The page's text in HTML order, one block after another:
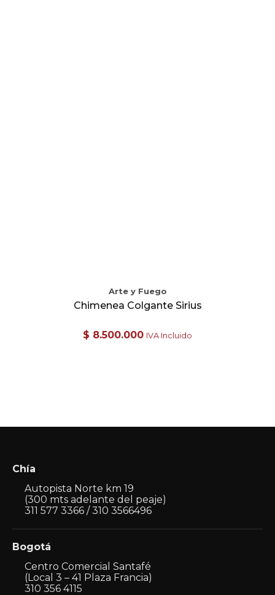
Arte y Fuego
Chimenea Colgante Sirius
$ 8.500.000 IVA Incluido
Chía
Autopista Norte km 19
(300 mts adelante del peaje)
311 577 3366 / 310 3566496
Bogotá
Centro Comercial Santafé
(Local 3 – 41 Plaza Francia)
310 356 4115